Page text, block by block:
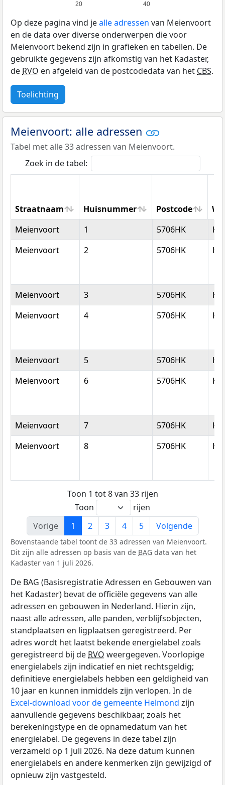
20 40
Op deze pagina vind jealle adressen van Meienvoort
en de data over diverse onderwerpen die voor
Meienvoort bekend zijn in grafieken en tabellen. De
gebruikte gegevens zijn afkomstig van het Kadaster,
de RVO en afgeleid van de postcodedata van het CBS.
Toelichting
Meienvoort: alle adressen
Tabel met alle 33 adressen van Meienvoort.
Zoek in de tabel:
Straatnaam Huisnummer Postcode
Straatnaam
Huisnummer Postcode
Meienvoort 1 5706HK
Meienvoort
2 5706HK
Meienvoort 3 5706HK
Meienvoort
4 5706HK
Meienvoort 5 5706HK
Meienvoort
6 5706HK
Meienvoort 7 5706HK
Meienvoort
8 5706HK
Toon 1 tot 8 van 33 rijen
Toon
rijen
Vorige
1 2 3 4 5 Volgende
Bovenstaande tabel toont de 33 adressen van Meienvoort.
Dit zijn alle adressen op basis van de BAG data van het
Kadaster van 1 juli 2026.
De BAG (Basisregistratie Adressen en Gebouwen van
het Kadaster) bevat de officiële gegevens van alle
adressen en gebouwen in Nederland. Hierin zijn,
naast alle adressen, alle panden, verblijfsobjecten,
standplaatsen en ligplaatsen geregistreerd. Per
adres wordt het laatst bekende energielabel zoals
geregistreerd bij de RVO weergegeven. Voorlopige
energielabels zijn indicatief en niet rechtsgeldig;
definitieve energielabels hebben een geldigheid van
10 jaar en kunnen inmiddels zijn verlopen. In de
Excel-download voor de gemeente Helmond zijn
aanvullende gegevens beschikbaar, zoals het
berekeningstype en de opnamedatum van het
energielabel. De gegevens in deze tabel zijn
verzameld op 1 juli 2026. Na deze datum kunnen
energielabels en andere kenmerken zijn gewijzigd of
opnieuw zijn vastgesteld.